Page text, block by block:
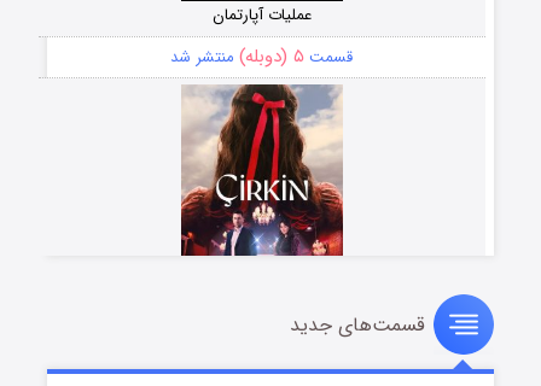
عملیات آپارتمان
قسمت ۵ (دوبله) منتشر شد
سریال زشت
قسمت۲ (زیرنویس) منتشر شد
قسمت‌های جدید